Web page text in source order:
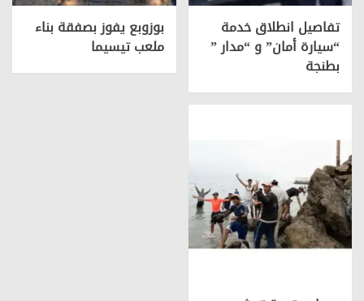
تفاصيل انطلاق خدمة
“سيارة أمان” و “مدار ”
بطنجة
بوزوبع يفوز بصفقة بناء
ملعب تيسيما